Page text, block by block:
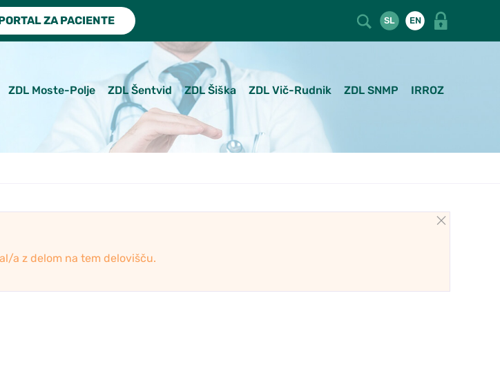
ZA PACIENTE SL EN
ZDL Moste-Polje ZDL Šentvid ZDL Šiška ZDL Vič-Rudnik ZDL SNMP IRROZ
a z delom na tem delovišču.